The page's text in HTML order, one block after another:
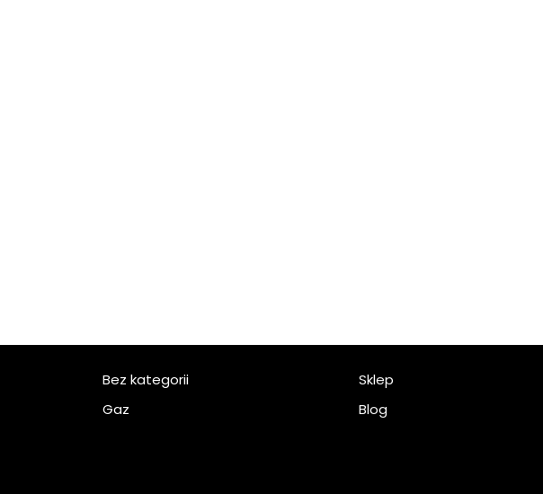
Bez kategorii
Gaz
Sklep
Blog